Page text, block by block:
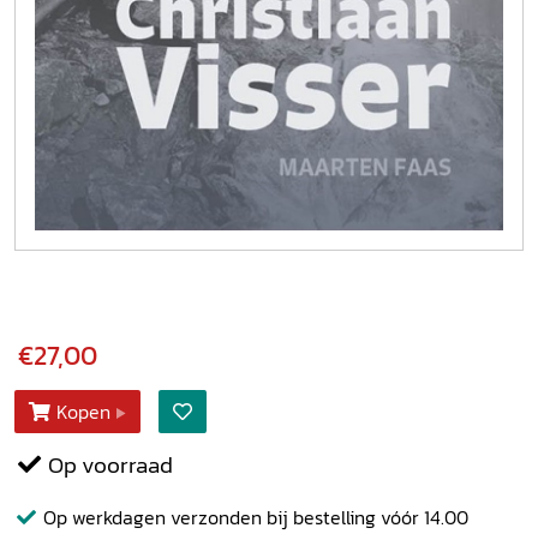
€27,00
Kopen
Op voorraad
Op werkdagen verzonden bij bestelling vóór 14.00